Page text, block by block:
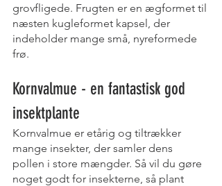
grovfligede. Frugten er en ægformet til
næsten kugleformet kapsel, der
indeholder mange små, nyreformede
frø.
Kornvalmue - en fantastisk god
insektplante
Kornvalmue er etårig og tiltrækker
mange insekter, der samler dens
pollen i store mængder. Så vil du gøre
noget godt for insekterne, så plant